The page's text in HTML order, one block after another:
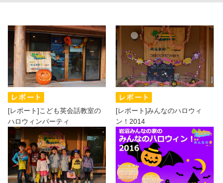
[レポート]こども英会話教室の
ハロウィンパーティ
[レポート]みんなのハロウィ
ン！2014